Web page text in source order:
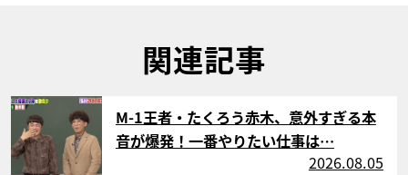
関連記事
サムネイル
M-1王者・たくろう赤木、意外すぎる本
音が爆発！一番やりたい仕事は…
2026.08.05